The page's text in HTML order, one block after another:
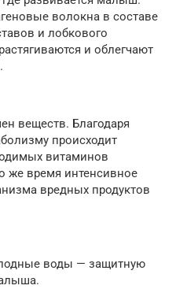
волокна в составе
и лобкового
и облегчают
веществ. Благодаря
происходит
витаминов
же время интенсивное
вредных продуктов
воды — защитную